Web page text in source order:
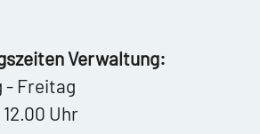
Verwaltung:
- Freitag
Uhr